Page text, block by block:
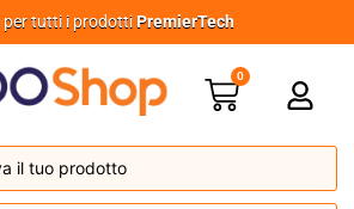
per tutti i prodottiPremierTech
0